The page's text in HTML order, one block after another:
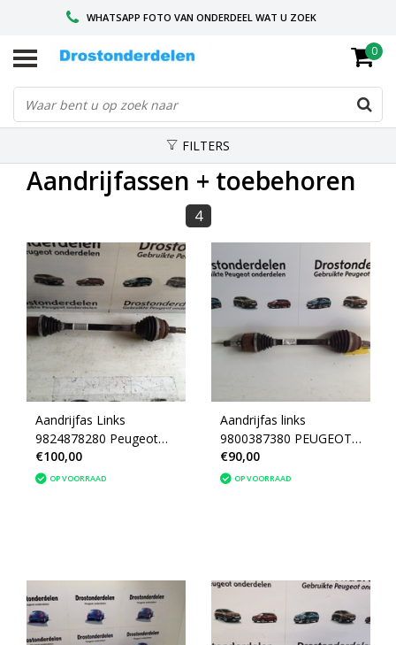
WHATSAPP FOTO VAN ONDERDEEL WAT U ZOEK
VOOR 16.00 BESTELD, VANDAAG VERZONDEN
GESPECIALISEERD PEUGEOT
0
FILTERS
Aandrijfassen + toebehoren
4
Aandrijfas Links
9824878280 Peugeot
2008 II P24E
€100,00
OP VOORRAAD
Aandrijfas links
9800387380 PEUGEOT
2008
€90,00
OP VOORRAAD